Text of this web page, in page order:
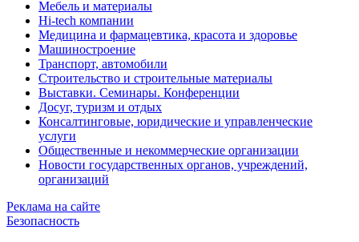
Мебель и материалы
Hi-tech компании
Медицина и фармацевтика, красота и здоровье
Машиностроение
Транспорт, автомобили
Строительство и строительные материалы
Выставки. Семинары. Конференции
Досуг, туризм и отдых
Консалтинговые, юридические и управленческие
услуги
Общественные и некоммерческие организации
Новости государственных органов, учреждений,
организаций
Реклама на сайте
Безопасность